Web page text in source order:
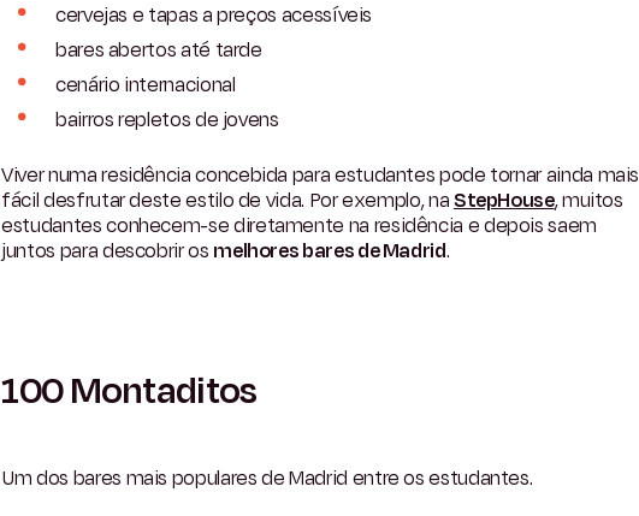
cervejas e tapas a preços acessíveis
bares abertos até tarde
cenário internacional
bairros repletos de jovens
Viver numa residência concebida para estudantes pode tornar ainda mais
fácil desfrutar deste estilo de vida. Por exemplo, naStepHouse, muitos
estudantes conhecem-se diretamente na residência e depois saem
juntos para descobrir os melhores bares de Madrid.
100 Montaditos
Um dos bares mais populares de Madrid entre os estudantes.